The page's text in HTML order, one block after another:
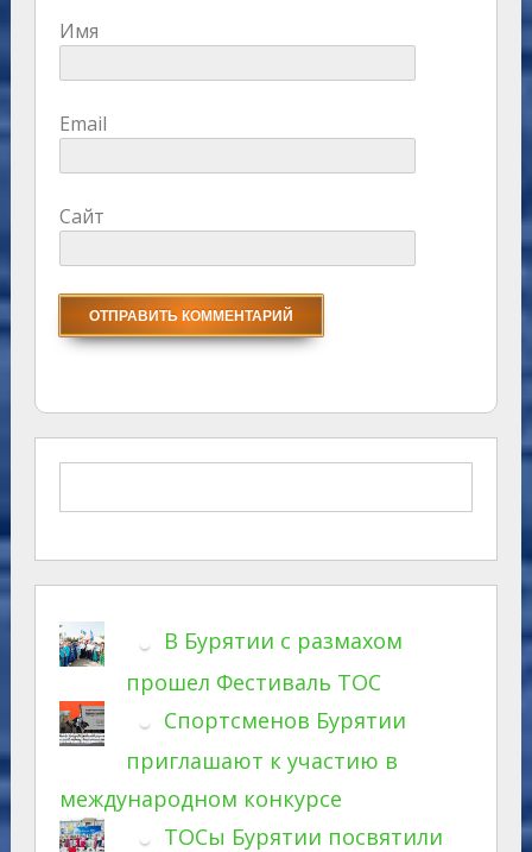
Имя
Email
Сайт
В Бурятии с размахом
прошел Фестиваль ТОС
Спортсменов Бурятии
приглашают к участию в
международном конкурсе
ТОСы Бурятии посвятили